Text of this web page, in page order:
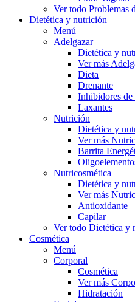
Ver todo Problemas
Dietética y nutrición
Menú
Adelgazar
Dietética y
Ver más
Dieta
Drenante
Inhibidores de
Laxantes
Nutrición
Dietética y
Ver más
Barrita
Nutricosmética
Dietética y
Ver más
Antioxidante
Capilar
Ver todo Dietética y
Cosmética
Menú
Corporal
Cosmética
Ver más
Hidratación